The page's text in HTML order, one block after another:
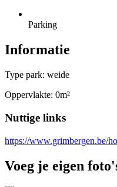
Parking
Informatie
Type park: weide
Oppervlakte: 0m²
Nuttige links
https://www.grimbergen.be/
Voeg je eigen